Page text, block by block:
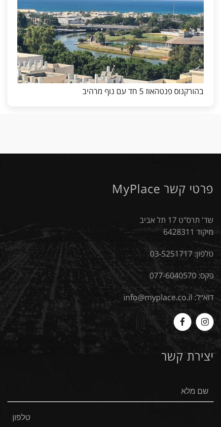
בהורקנוס פנטהאוז 5 חד עם נוף מרהיב
פרטי קשר MyPlace
שד' תרס"ט 17 תל אביב
מיקוד 6428311
טלפון:03-5251717
פקס: 077-6040570
דוא״ל: info@myplace.co.il
Myplace
-
Instagram
MyPlace
Facebook
יצירת קשר